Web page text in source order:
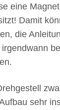
eine
Damit
die
sehr